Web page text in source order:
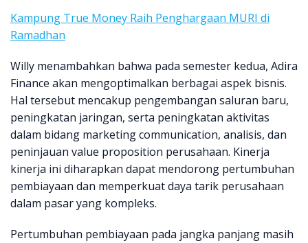
Kampung True Money Raih Penghargaan MURI di
Ramadhan
Willy menambahkan bahwa pada semester kedua, Adira
Finance akan mengoptimalkan berbagai aspek bisnis.
Hal tersebut mencakup pengembangan saluran baru,
peningkatan jaringan, serta peningkatan aktivitas
dalam bidang marketing communication, analisis, dan
peninjauan value proposition perusahaan. Kinerja
kinerja ini diharapkan dapat mendorong pertumbuhan
pembiayaan dan memperkuat daya tarik perusahaan
dalam pasar yang kompleks.
Pertumbuhan pembiayaan pada jangka panjang masih